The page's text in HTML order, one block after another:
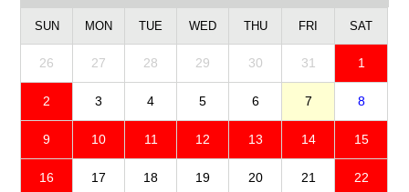
SUN MON TUE WED THU FRI SAT
26 27 28 29 30 31 1
2 3 4 5 6 7 8
9 10 11 12 13 14 15
16 17 18 19 20 21 22